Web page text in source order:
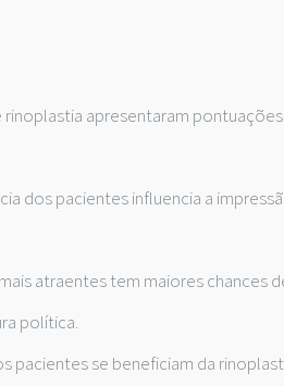
apresentaram
dos pacientes influencia a
atraentes tem maiores chances
política.
se beneficiam da